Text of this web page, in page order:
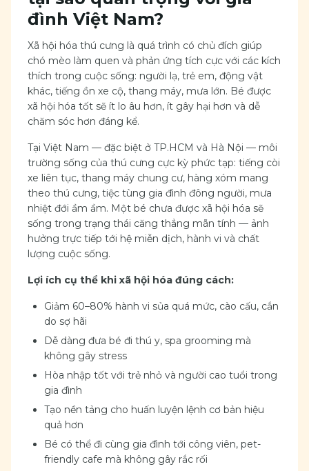
đình Việt Nam?
Xã hội hóa thú cưng là quá trình có chủ đích giúp
chó mèo làm quen và phản ứng tích cực với các kích
thích trong cuộc sống: người lạ, trẻ em, động vật
khác, tiếng ồn xe cộ, thang máy, mưa lớn. Bé được
xã hội hóa tốt sẽ ít lo âu hơn, ít gây hại hơn và dễ
chăm sóc hơn đáng kể.
Tại Việt Nam — đặc biệt ở TP.HCM và Hà Nội — môi
trường sống của thú cưng cực kỳ phức tạp: tiếng còi
xe liên tục, thang máy chung cư, hàng xóm mang
theo thú cưng, tiệc tùng gia đình đông người, mưa
nhiệt đới ầm ầm. Một bé chưa được xã hội hóa sẽ
sống trong trạng thái căng thẳng mãn tính — ảnh
hưởng trực tiếp tới hệ miễn dịch, hành vi và chất
lượng cuộc sống.
Lợi ích cụ thể khi xã hội hóa đúng cách:
Giảm 60–80% hành vi sủa quá mức, cào cấu, cắn
do sợ hãi
Dễ dàng đưa bé đi thú y, spa grooming mà
không gây stress
Hòa nhập tốt với trẻ nhỏ và người cao tuổi trong
gia đình
Tạo nền tảng cho huấn luyện lệnh cơ bản hiệu
quả hơn
Bé có thể đi cùng gia đình tới công viên, pet-
friendly cafe mà không gây rắc rối